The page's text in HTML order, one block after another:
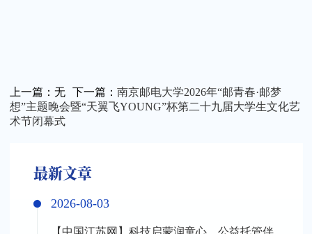
上一篇： 无 下一篇： 南京邮电大学2026年“邮青春·邮梦
想”主题晚会暨“天翼飞YOUNG”杯第二十九届大学生文化艺
术节闭幕式
最新文章